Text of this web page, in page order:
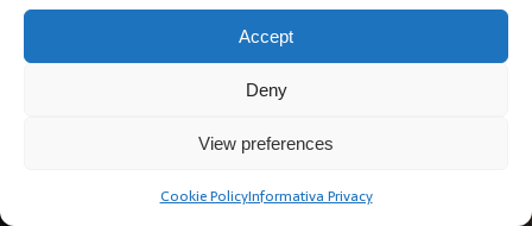
Accept
Deny
View preferences
Cookie PolicyInformativa Privacy